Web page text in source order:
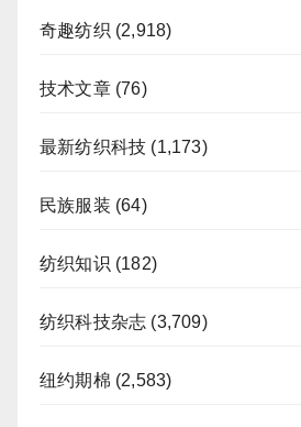
奇趣纺织 (2,918)
技术文章(76)
最新纺织科技 (1,173)
民族服装 (64)
纺织知识 (182)
纺织科技杂志 (3,709)
纽约期棉 (2,583)